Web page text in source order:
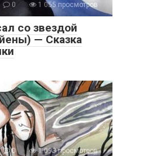
0 1 055 просмотров
со звездой
— Сказка
0 1 093 просмотров